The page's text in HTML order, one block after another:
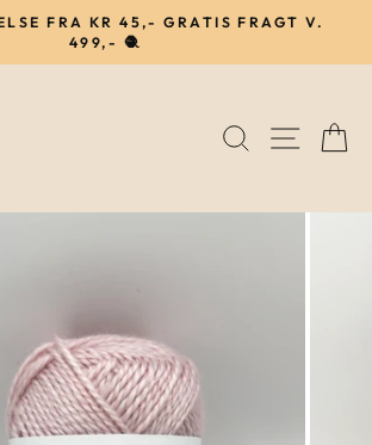
Pause
FRA KR 45,- GRATIS FRAGT V.
499,- 🧶
SØG